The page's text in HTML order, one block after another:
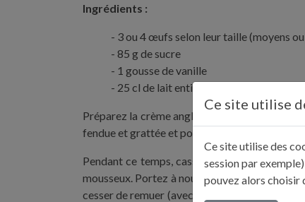
Ingrédients :
3 ou 4 œufs selon leur taille (moyens
85 g de sucre
1 gousse de vanille
25 cl de lait entier
Préparez la crème anglaise: versez de l’eau
fendue et grattée et portez à ébullition.
Pendant ce temps, cassez les œufs et
mousseux. Portez à nouveau le lait à
cesser de remuer (avec une maryse, ça
Ce site utilise
Ce site utilise des
session par
pouvez alors choisir